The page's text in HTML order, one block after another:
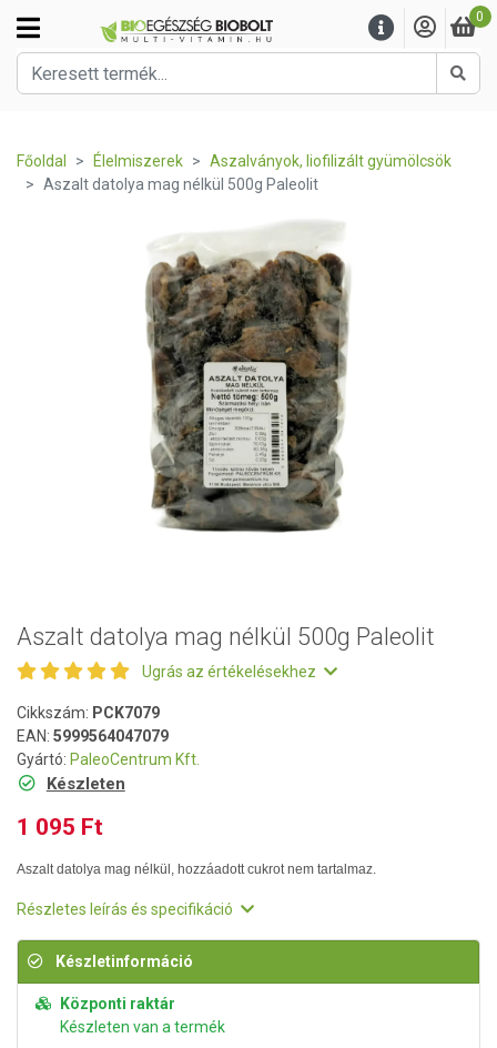
0
Főoldal Élelmiszerek
Aszalványok, liofilizált gyümölcsök
Aszalt datolya mag nélkül 500g Paleolit
Aszalt datolya mag nélkül 500g Paleolit
Ugrás az értékelésekhez
Cikkszám: PCK7079
EAN: 5999564047079
Gyártó: PaleoCentrum Kft.
Készleten
1 095 Ft
Aszalt datolya mag nélkül, hozzáadott cukrot nem tartalmaz.
Részletes leírás és specifikáció
Készletinformáció
Központi raktár
Készleten van a termék